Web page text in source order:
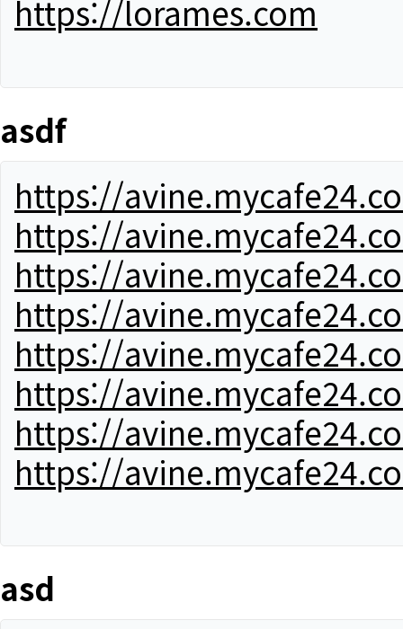
https://lorames.com
asdf
https://
https://
https://
https://
https://
https://
https://
https://
asd